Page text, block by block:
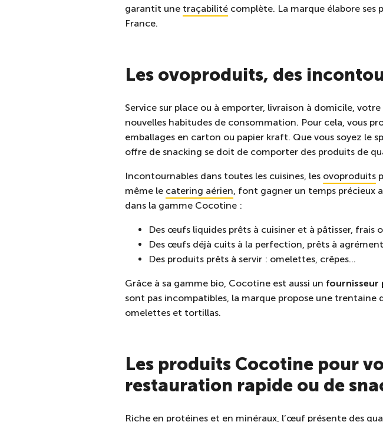
garantit une traçabilité complète. La marque élabore ses
France.
Les ovoproduits, des
Service sur place ou à emporter, livraison à domicile,
nouvelles habitudes de consommation. Pour cela, vous
emballages en carton ou papier kraft. Que vous soyez le
offre de snacking se doit de comporter des produits de
Incontournables dans toutes les cuisines, les ovoproduits
même le catering aérien, font gagner un temps précieux
dans la gamme Cocotine :
Des œufs liquides prêts à cuisiner et à pâtisser, frais
Des œufs déjà cuits à la perfection, prêts à
Des produits prêts à servir : omelettes, crêpes…
Grâce à sa gamme bio, Cocotine est aussi un fournisseur
sont pas incompatibles, la marque propose une
omelettes et tortillas.
Les produits Cocotine pour
restauration rapide ou de
Riche en protéines et en minéraux, l’œuf présente des